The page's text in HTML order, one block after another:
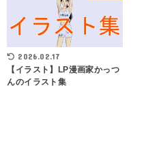
2026.02.17
【イラスト】LP漫画家かっつ
んのイラスト集